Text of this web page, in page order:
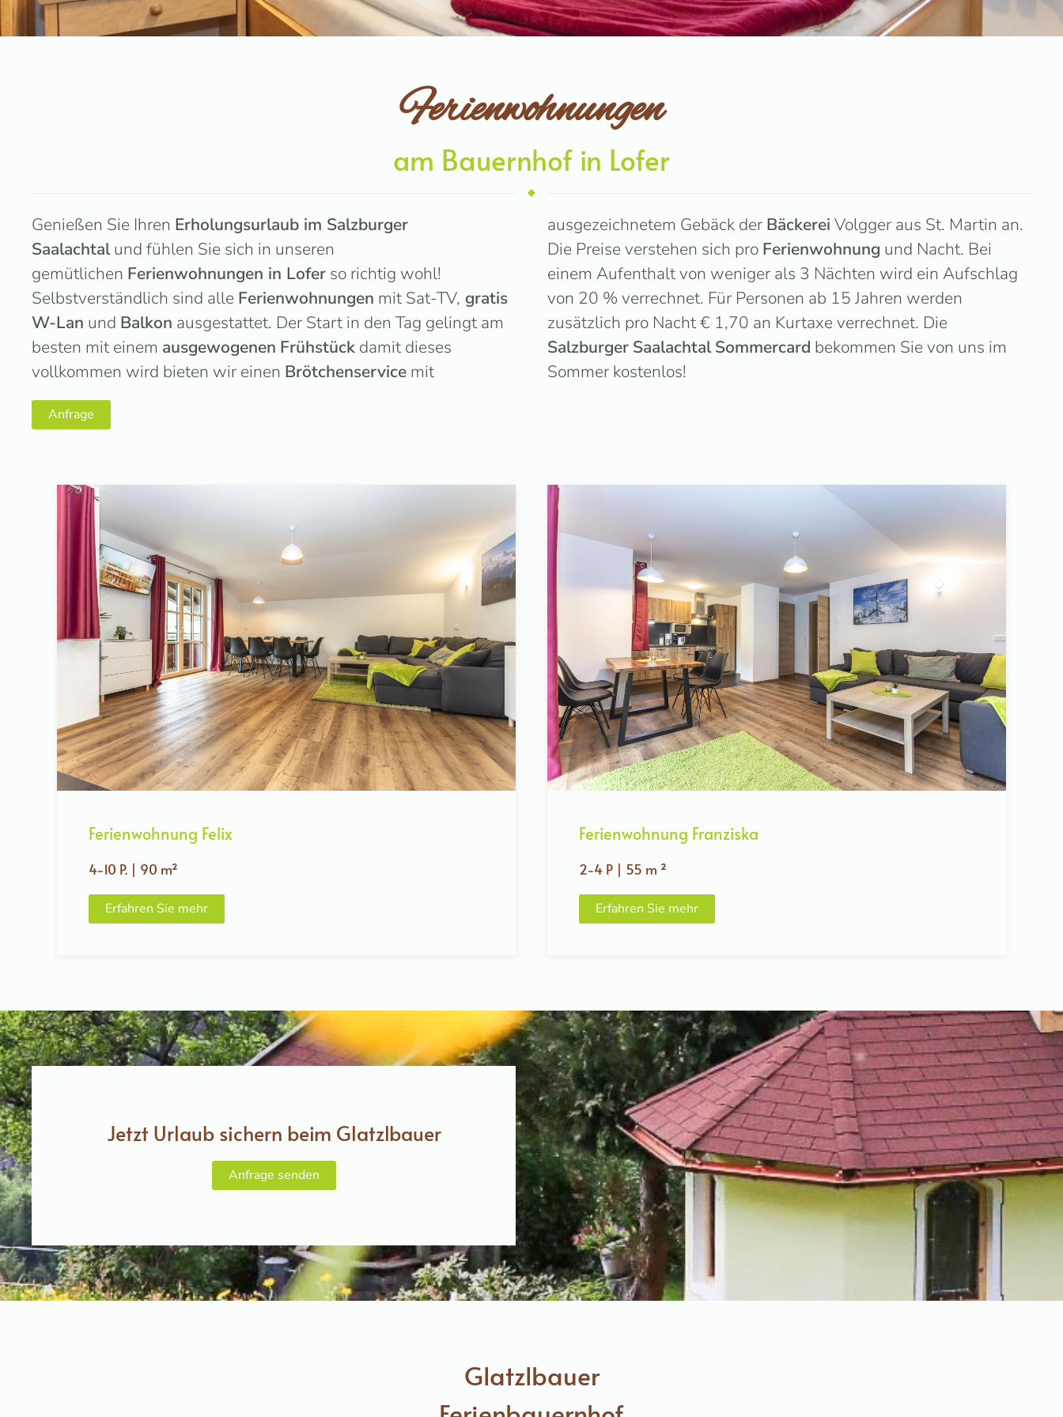
Ferienwohnungen
am Bauernhof in Lofer
Genießen Sie Ihren Erholungsurlaub im Salzburger
Saalachtal und fühlen Sie sich in unseren
gemütlichen Ferienwohnungen in Lofer so richtig wohl!
Selbstverständlich sind alle Ferienwohnungen mit Sat-TV, gratis
W-Lan und Balkon ausgestattet. Der Start in den Tag gelingt am
besten mit einem ausgewogenen Frühstück damit dieses
vollkommen wird bieten wir einen Brötchenservice mit
ausgezeichnetem Gebäck der Bäckerei Volgger aus St. Martin an.
Die Preise verstehen sich pro Ferienwohnung und Nacht. Bei
einem Aufenthalt von weniger als 3 Nächten wird ein Aufschlag
von 20 % verrechnet. Für Personen ab 15 Jahren werden
zusätzlich pro Nacht € 1,70 an Kurtaxe verrechnet. Die
Salzburger Saalachtal Sommercard bekommen Sie von uns im
Sommer kostenlos!
Anfrage
Ferienwohnung Felix
4-10 P. | 90 m²
Erfahren Sie mehr
Ferienwohnung Franziska
2-4 P | 55 m ²
Erfahren Sie mehr
Jetzt Urlaub sichern beim Glatzlbauer
Anfrage senden
Glatzlbauer